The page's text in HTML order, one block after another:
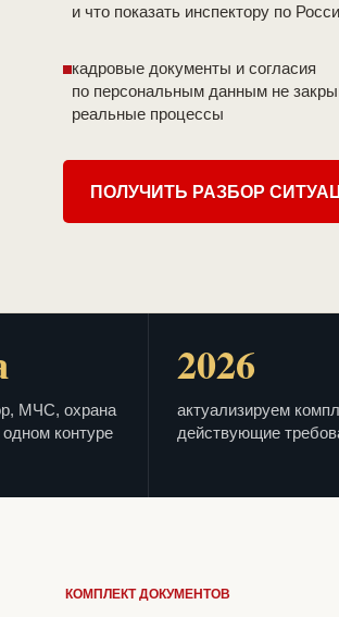
и что показать инспектору по
кадровые документы и согласия
по персональным данным не
реальные процессы
ПОЛУЧИТЬ РАЗБОР
МЧС, охрана
контуре
2026
актуализируем
действующие
КОМПЛЕКТ ДОКУМЕНТОВ